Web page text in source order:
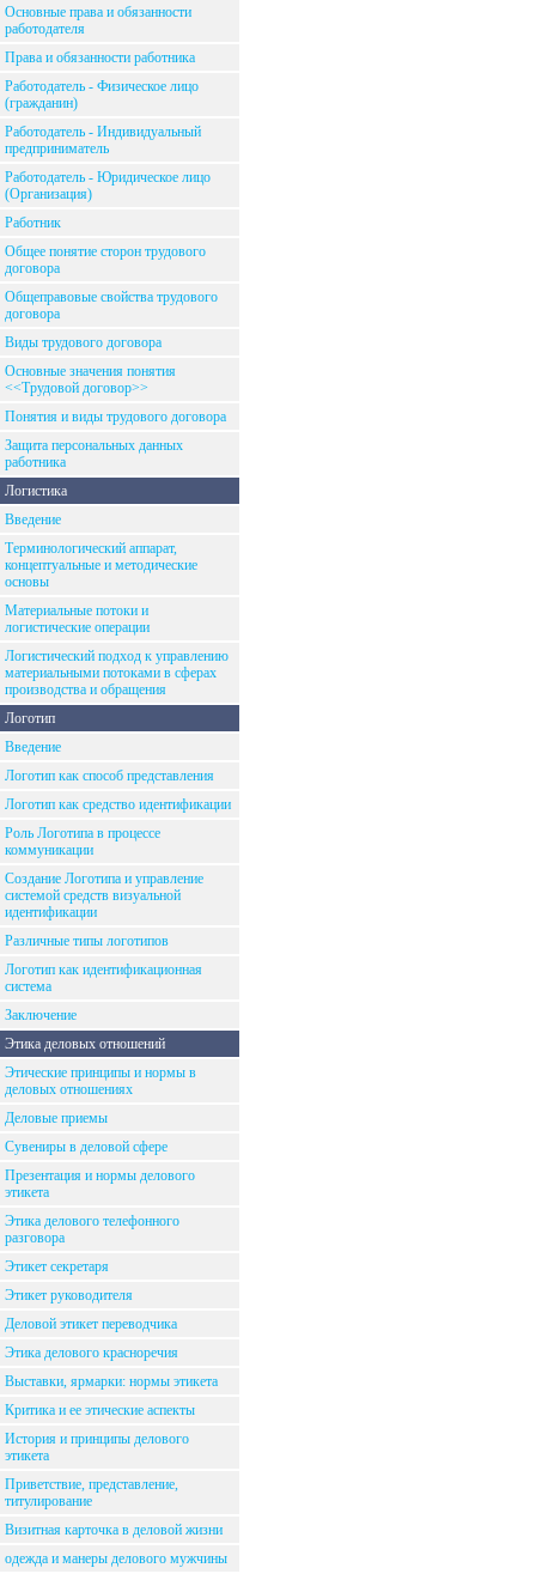
Основные права и обязанности
работодателя
Права и обязанности работника
Работодатель - Физическое лицо
(гражданин)
Работодатель - Индивидуальный
предприниматель
Работодатель - Юридическое лицо
(Организация)
Работник
Общее понятие сторон трудового
договора
Общеправовые свойства трудового
договора
Виды трудового договора
Основные значения понятия
<<Трудовой договор>>
Понятия и виды трудового договора
Защита персональных данных
работника
Логистика
Введение
Терминологический аппарат,
концептуальные и методические
основы
Материальные потоки и
логистические операции
Логистический подход к управлению
материальными потоками в сферах
производства и обращения
Логотип
Введение
Логотип как способ представления
Логотип как средство идентификации
Роль Логотипа в процессе
коммуникации
Создание Логотипа и управление
системой средств визуальной
идентификации
Различные типы логотипов
Логотип как идентификационная
система
Заключение
Этика деловых отношений
Этические принципы и нормы в
деловых отношениях
Деловые приемы
Сувениры в деловой сфере
Презентация и нормы делового
этикета
Этика делового телефонного
разговора
Этикет секретаря
Этикет руководителя
Деловой этикет переводчика
Этика делового красноречия
Выставки, ярмарки: нормы этикета
Критика и ее этические аспекты
История и принципы делового
этикета
Приветствие, представление,
титулирование
Визитная карточка в деловой жизни
одежда и манеры делового мужчины